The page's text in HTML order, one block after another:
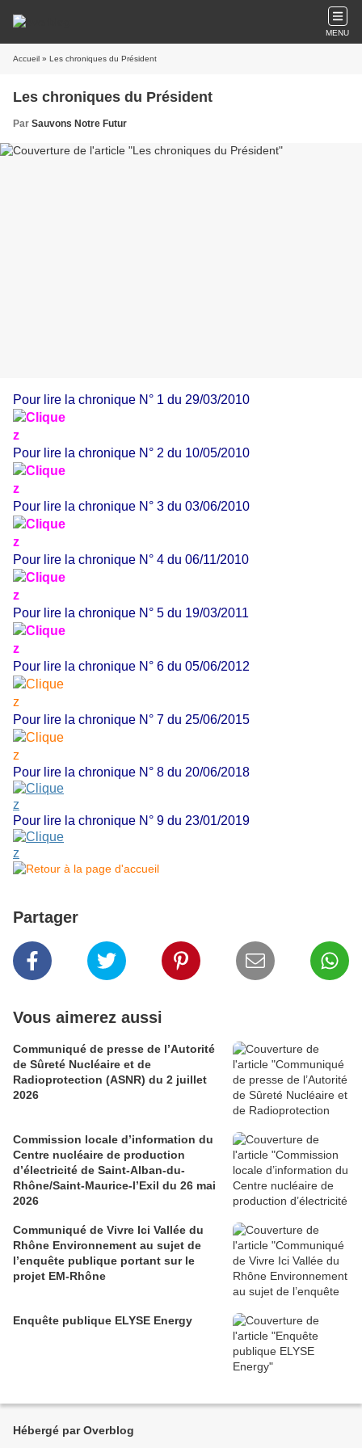
MENU
Accueil » Les chroniques du Président
Les chroniques du Président
Par Sauvons Notre Futur
Pour lire la chronique N° 1 du 29/03/2010
Pour lire la chronique N° 2 du 10/05/2010
Pour lire la chronique N° 3 du 03/06/2010
Pour lire la chronique N° 4 du 06/11/2010
Pour lire la chronique N° 5 du 19/03/2011
Pour lire la chronique N° 6 du 05/06/2012
Pour lire la chronique N° 7 du 25/06/2015
Pour lire la chronique N° 8 du 20/06/2018
Pour lire la chronique N° 9 du 23/01/2019
Partager
Vous aimerez aussi
Communiqué de presse de l’Autorité
de Sûreté Nucléaire et de
Radioprotection (ASNR) du 2 juillet
2026
Commission locale d’information du
Centre nucléaire de production
d’électricité de Saint-Alban-du-
Rhône/Saint-Maurice-l’Exil du 26 mai
2026
Communiqué de Vivre Ici Vallée du
Rhône Environnement au sujet de
l’enquête publique portant sur le
projet EM-Rhône
Enquête publique ELYSE Energy
Hébergé par Overblog